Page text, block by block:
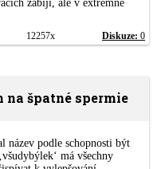
zabíjí, ale v extrémně
12257x Diskuze: 0
na špatné spermie
název podle schopnosti být
má všechny